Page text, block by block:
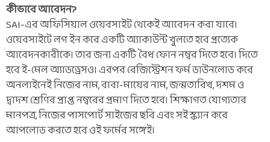
কীভাবে আবেদন?
SAI-এর অফিসিয়াল ওয়েবসাইট থেকেই আবেদন করা যাবে।
ওয়েবসাইটে লগ ইন করে একটি অ্যাকাউন্ট খুলতে হবে প্রত্যেক
আবেদনকারীকে। তার জন্য একটি বৈধ ফোন নম্বর দিতে হবে। দিতে
হবে ই-মেল অ্যাডড্রেসও। এরপর রেজিস্ট্রেশন ফর্ম ডাউনলোড করে
অনলাইনেই নিজের নাম, বাবা-মায়ের নাম, জন্মতারিখ, দশম ও
দ্বাদশ শ্রেণির প্রাপ্ত নম্বরের প্রমাণ দিতে হবে। শিক্ষাগত যোগ্যতার
মানপত্র, নিজের পাসপোর্ট সাইজের ছবি এবং সই স্ক্যান করে
আপলোড করতে হবে ওই ফর্মের সঙ্গেই।